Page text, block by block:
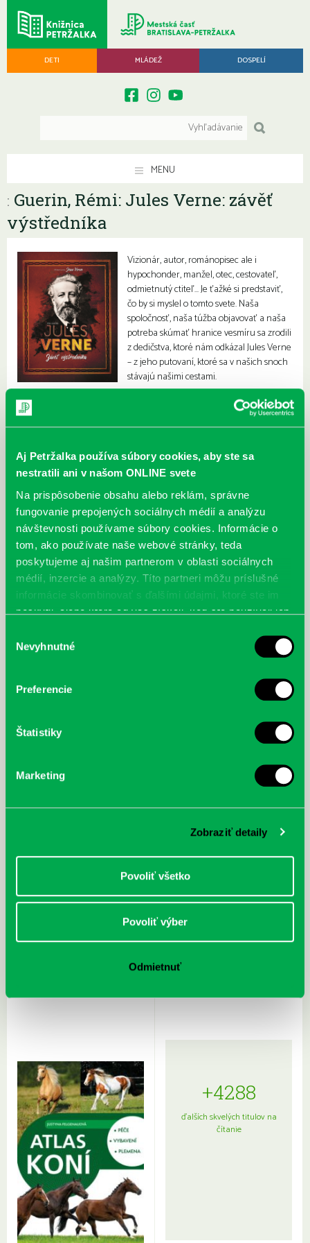
Aj Petržalka používa súbory cookies, aby ste sa
nestratili ani v našom ONLINE svete
Na prispôsobenie obsahu alebo reklám, správne
fungovanie prepojených sociálnych médií a analýzu
návštevnosti používame súbory cookies. Informácie o
tom, ako používate naše webové stránky, teda
poskytujeme aj našim partnerom v oblasti sociálnych
médií, inzercie a analýzy. Títo partneri môžu príslušné
informácie skombinovať s ďalšími údajmi, ktoré ste im
poskytli, alebo ktoré od vás získali, keď ste používali ich
súhlasu
Nevyhnutné
Preferencie
Štatistiky
Marketing
Zobraziť detaily
Povoliť všetko
Povoliť výber
Odmietnuť
DETI MLÁDEŽ DOSPELÍ
MENU
: Guerin, Rémi: Jules Verne: závěť
výstředníka
Vizionár, autor, románopisec ale i
hypochonder, manžel, otec, cestovateľ,
odmietnutý ctiteľ… Je ťažké si predstaviť,
čo by si myslel o tomto svete. Naša
spoločnosť, naša túžba objavovať a naša
potreba skúmať hranice vesmíru sa zrodili
z dedičstva, ktoré nám odkázal Jules Verne
– z jeho putovaní, ktoré sa v našich snoch
stávajú našimi cestami.
cyklistu modernej doby:
nezastaviteľný
Sprievodca po hviezdnej oblohe
kompletný sprievodca
+4288
ďalších skvelých titulov na
čítanie